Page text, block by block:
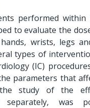
performed within
to evaluate the
wrists, legs
types of
(IC)
parameters that
the study of the
separately, was